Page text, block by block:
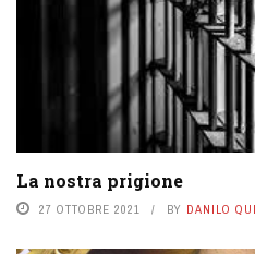
La nostra prigione
27 OTTOBRE 2021 BY DANILO